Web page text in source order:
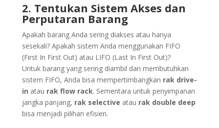
2. Tentukan Sistem Akses dan
Perputaran Barang
Apakah barang Anda sering diakses atau hanya
sesekali? Apakah sistem Anda menggunakan FIFO
(First In First Out) atau LIFO (Last In First Out)?
Untuk barang yang sering diambil dan membutuhkan
sistem FIFO, Anda bisa mempertimbangkan rak drive-
in atau rak flow rack. Sementara untuk penyimpanan
jangka panjang, rak selective atau rak double deep
bisa menjadi pilihan efisien.